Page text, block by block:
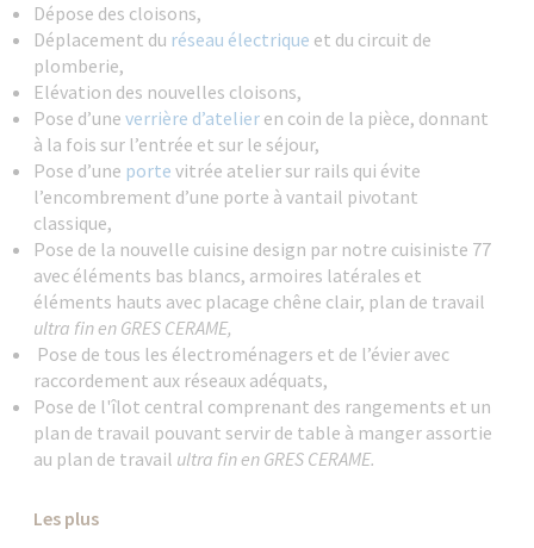
Dépose des cloisons,
Déplacement du réseau électrique et du circuit de
plomberie,
Elévation des nouvelles cloisons,
Pose d’uneverrière d’atelier en coin de la pièce, donnant
à la fois sur l’entrée et sur le séjour,
Pose d’une porte vitrée atelier sur rails qui évite
l’encombrement d’une porte à vantail pivotant
classique,
Pose de la nouvelle cuisine design par notre cuisiniste 77
avec éléments bas blancs, armoires latérales et
éléments hauts avec placage chêne clair, plan de travail
ultra fin en GRES CERAME,
Pose de tous les électroménagers et de l’évier avec
raccordement aux réseaux adéquats,
Pose de l'îlot central comprenant des rangements et un
plan de travail pouvant servir de table à manger assortie
au plan de travail ultra fin en GRES CERAME.
Les plus